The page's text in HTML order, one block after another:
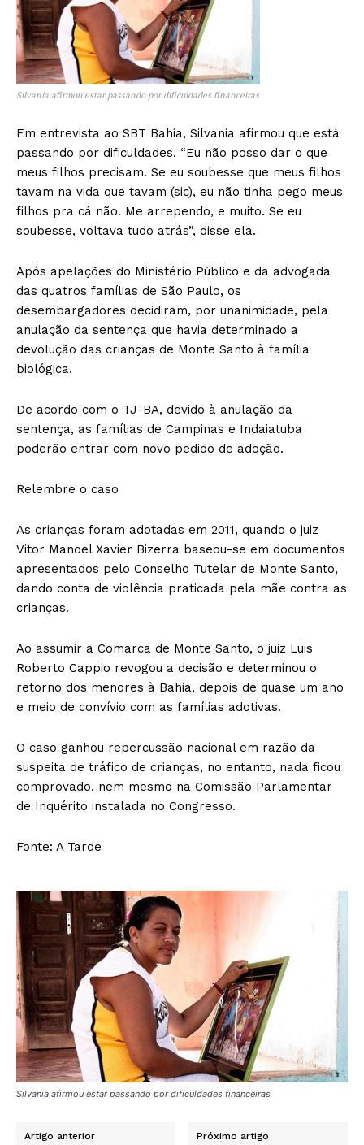
Silvania afirmou estar passando por dificuldades financeiras
Em entrevista ao SBT Bahia, Silvania afirmou que está
passando por dificuldades. “Eu não posso dar o que
meus filhos precisam. Se eu soubesse que meus filhos
tavam na vida que tavam (sic), eu não tinha pego meus
filhos pra cá não. Me arrependo, e muito. Se eu
soubesse, voltava tudo atrás”, disse ela.
Após apelações do Ministério Público e da advogada
das quatros famílias de São Paulo, os
desembargadores decidiram, por unanimidade, pela
anulação da sentença que havia determinado a
devolução das crianças de Monte Santo à família
biológica.
De acordo com o TJ-BA, devido à anulação da
sentença, as famílias de Campinas e Indaiatuba
poderão entrar com novo pedido de adoção.
Relembre o caso
As crianças foram adotadas em 2011, quando o juiz
Vitor Manoel Xavier Bizerra baseou-se em documentos
apresentados pelo Conselho Tutelar de Monte Santo,
dando conta de violência praticada pela mãe contra as
crianças.
Ao assumir a Comarca de Monte Santo, o juiz Luis
Roberto Cappio revogou a decisão e determinou o
retorno dos menores à Bahia, depois de quase um ano
e meio de convívio com as famílias adotivas.
O caso ganhou repercussão nacional em razão da
suspeita de tráfico de crianças, no entanto, nada ficou
comprovado, nem mesmo na Comissão Parlamentar
de Inquérito instalada no Congresso.
Fonte: A Tarde
Silvania afirmou estar passando por dificuldades financeiras
Artigo anterior Próximo artigo